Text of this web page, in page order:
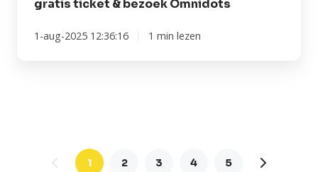
gratis ticket & bezoek Omnidots
1-aug-2025 12:36:16 1 min lezen
1 2 3 4 5